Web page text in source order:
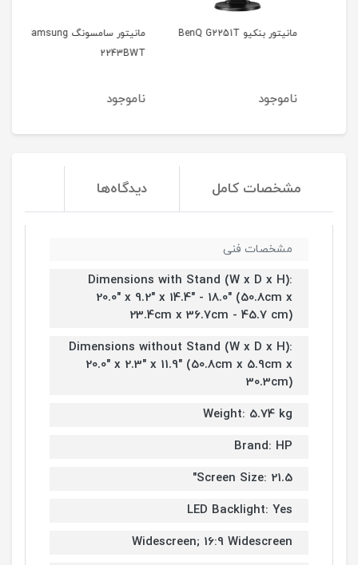
مانیتور بنکیو BenQ G2251T
ناموجود
مانیتور سامسونگ Samsung
2243BWT
ناموجود
مشخصات کامل دیدگاه‌ها
مشخصات فنی
Dimensions with Stand (W x D x H):
20.0" x 9.2" x 14.4" - 18.0" (50.8cm x
23.4cm x 36.7cm - 45.7 cm)
Dimensions without Stand (W x D x H):
20.0" x 2.3" x 11.9" (50.8cm x 5.9cm x
30.3cm)
Weight: 5.74 kg
Brand: HP
Screen Size: 21.5"
LED Backlight: Yes
Widescreen; 16:9 Widescreen